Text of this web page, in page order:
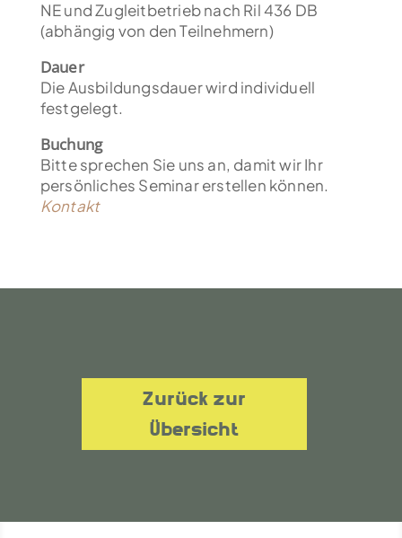
NE und Zugleitbetrieb nach Ril 436 DB
(abhängig von den Teilnehmern)
Dauer
Die Ausbildungsdauer wird individuell
festgelegt.
Buchung
Bitte sprechen Sie uns an, damit wir Ihr
persönliches Seminar erstellen können.
Kontakt
Zurück zur
Übersicht